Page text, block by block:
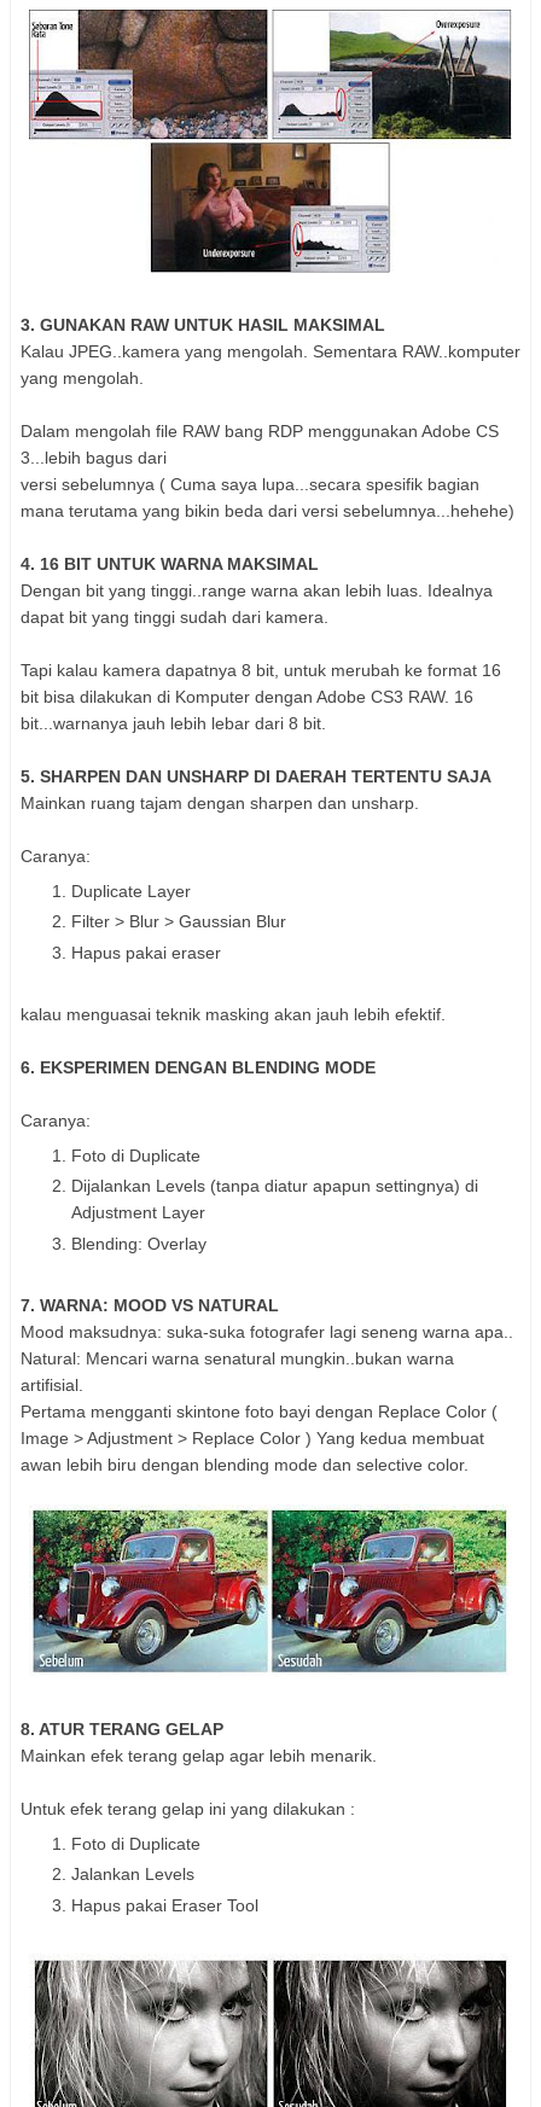
3. GUNAKAN RAW UNTUK HASIL MAKSIMAL
Kalau JPEG..kamera yang mengolah. Sementara RAW..komputer
yang mengolah.
Dalam mengolah file RAW bang RDP menggunakan Adobe CS
3...lebih bagus dari
versi sebelumnya ( Cuma saya lupa...secara spesifik bagian
mana terutama yang bikin beda dari versi sebelumnya...hehehe)
4. 16 BIT UNTUK WARNA MAKSIMAL
Dengan bit yang tinggi..range warna akan lebih luas. Idealnya
dapat bit yang tinggi sudah dari kamera.
Tapi kalau kamera dapatnya 8 bit, untuk merubah ke format 16
bit bisa dilakukan di Komputer dengan Adobe CS3 RAW. 16
bit...warnanya jauh lebih lebar dari 8 bit.
5. SHARPEN DAN UNSHARP DI DAERAH TERTENTU SAJA
Mainkan ruang tajam dengan sharpen dan unsharp.
Caranya:
Duplicate Layer
Filter > Blur > Gaussian Blur
Hapus pakai eraser
kalau menguasai teknik masking akan jauh lebih efektif.
6. EKSPERIMEN DENGAN BLENDING MODE
Caranya:
Foto di Duplicate
Dijalankan Levels (tanpa diatur apapun settingnya) di
Adjustment Layer
Blending: Overlay
7. WARNA: MOOD VS NATURAL
Mood maksudnya: suka-suka fotografer lagi seneng warna apa..
Natural: Mencari warna senatural mungkin..bukan warna
artifisial.
Pertama mengganti skintone foto bayi dengan Replace Color (
Image > Adjustment > Replace Color ) Yang kedua membuat
awan lebih biru dengan blending mode dan selective color.
8. ATUR TERANG GELAP
Mainkan efek terang gelap agar lebih menarik.
Untuk efek terang gelap ini yang dilakukan :
Foto di Duplicate
Jalankan Levels
Hapus pakai Eraser Tool